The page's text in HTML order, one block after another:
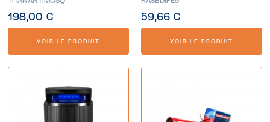
198,00 €
VOIR LE PRODUIT
59,66 €
VOIR LE PRODUIT